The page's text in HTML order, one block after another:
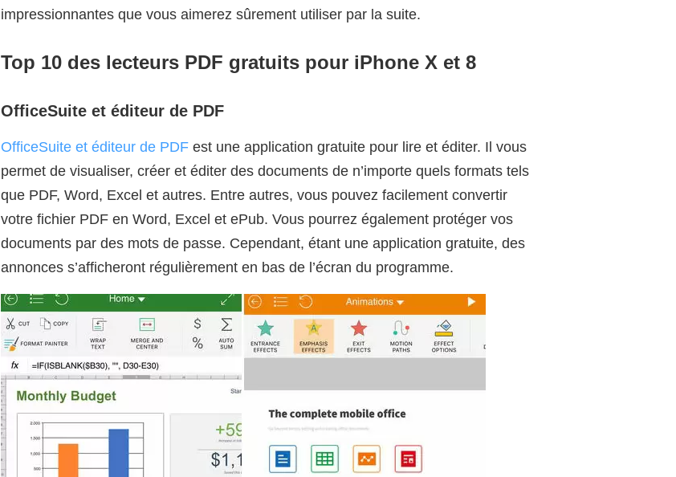
impressionnantes que vous aimerez sûrement utiliser par la suite.
Top 10 des lecteurs PDF gratuits pour iPhone X et 8
OfficeSuite et éditeur de PDF
OfficeSuite et éditeur de PDFest une application gratuite pour lire et éditer. Il vous
permet de visualiser, créer et éditer des documents de n’importe quels formats tels
que PDF, Word, Excel et autres. Entre autres, vous pouvez facilement convertir
votre fichier PDF en Word, Excel et ePub. Vous pourrez également protéger vos
documents par des mots de passe. Cependant, étant une application gratuite, des
annonces s’afficheront régulièrement en bas de l’écran du programme.